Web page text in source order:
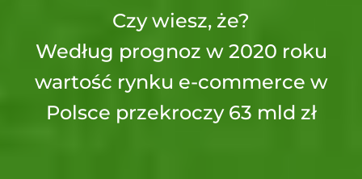
Czy wiesz, że?
Według prognoz w 2020 roku
wartość rynku e-commerce w
Polsce przekroczy 63 mld zł